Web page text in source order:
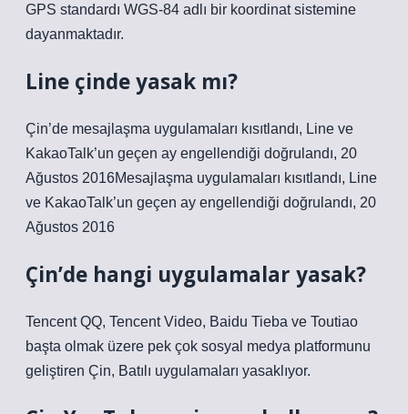
GPS standardı WGS-84 adlı bir koordinat sistemine
dayanmaktadır.
Line çinde yasak mı?
Çin’de mesajlaşma uygulamaları kısıtlandı, Line ve
KakaoTalk’un geçen ay engellendiği doğrulandı, 20
Ağustos 2016Mesajlaşma uygulamaları kısıtlandı, Line
ve KakaoTalk’un geçen ay engellendiği doğrulandı, 20
Ağustos 2016
Çin’de hangi uygulamalar yasak?
Tencent QQ, Tencent Video, Baidu Tieba ve Toutiao
başta olmak üzere pek çok sosyal medya platformunu
geliştiren Çin, Batılı uygulamaları yasaklıyor.